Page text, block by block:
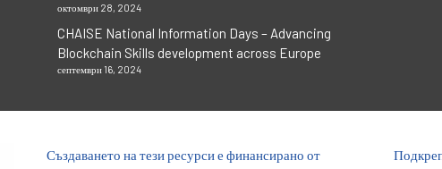
октомври 28, 2024
CHAISE National Information Days – Advancing
Blockchain Skills development across Europe
септември 16, 2024
Създаването на тези ресурси е финансирано от